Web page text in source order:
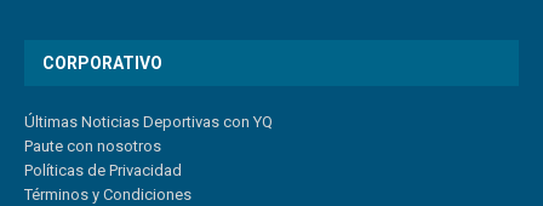
CORPORATIVO
Últimas Noticias Deportivas con YQ
Paute con nosotros
Políticas de Privacidad
Términos y Condiciones